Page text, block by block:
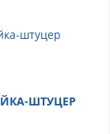
ШТУЦЕР